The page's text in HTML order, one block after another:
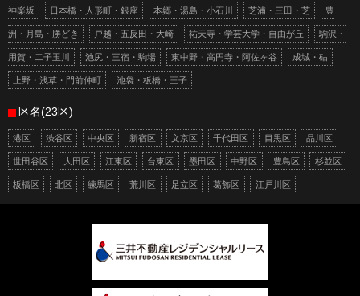
神楽坂 日本橋・人形町・銀座 本郷・湯島・小石川 芝浦・三田・芝 豊
洲・月島・勝どき 戸越・五反田・大崎 祐天寺・学芸大学・自由が丘 駒沢・
用賀・二子玉川 池尻・三宿・駒場 東中野・高円寺・阿佐ヶ谷 成城・砧
上野・浅草・門前仲町 池袋・板橋・王子
区名(23区)
港区 渋谷区 中央区 新宿区 文京区 千代田区 目黒区 品川区
世田谷区 大田区 江東区 台東区 墨田区 中野区 豊島区 杉並区
板橋区 北区 練馬区 荒川区 足立区 葛飾区 江戸川区